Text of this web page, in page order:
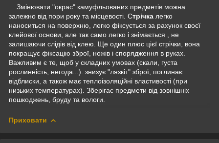
Змінювати "окрас" камуфльованих предметів можна
залежно від пори року та місцевості. Стрічка легко
наноситься на поверхню, легко фіксується за рахунок своєї
клейової основи, але так само легко і знімається , не
залишаючи слідів від клею. Ще один плюс цієї стрічки, вона
покращує фіксацію зброї, ножів і спорядження в руках.
Важливим є те, щоб у складних умовах (скали, густа
рослинність, негода...). знизує "лязкіт" зброї, поглинає
відблиски, а також має теплоізоляційні властивості (при
низьких температурах). Зберігає предмети від зовнішніх
пошкоджень, бруду та вологи.
Приховати